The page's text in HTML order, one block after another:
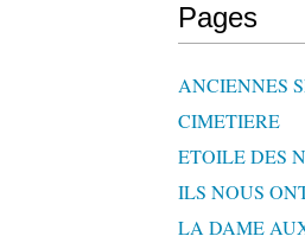
Pages
ANCIENNES
CIMETIERE
ETOILE DES
ILS NOUS
LA DAME